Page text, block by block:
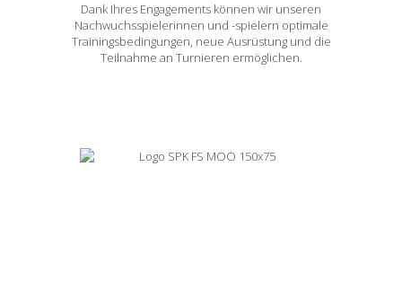
Dank Ihres Engagements können wir unseren
Nachwuchsspielerinnen und -spielern optimale
Trainingsbedingungen, neue Ausrüstung und die
Teilnahme an Turnieren ermöglichen.